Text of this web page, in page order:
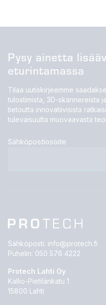
Pysy ainetta
eturintamassa
Tilaa uutiskirjeemme
tulostimista, 3D-skannereista
tietoutta innovatiivisista
tulevaisuutta muovaavasta
Sähköpostiosoite
Sähköposti: info@protech.fi
Puhelin: 050 576 4222
Protech Lahti Oy
Kallio-Pietilänkatu 1
15800 Lahti